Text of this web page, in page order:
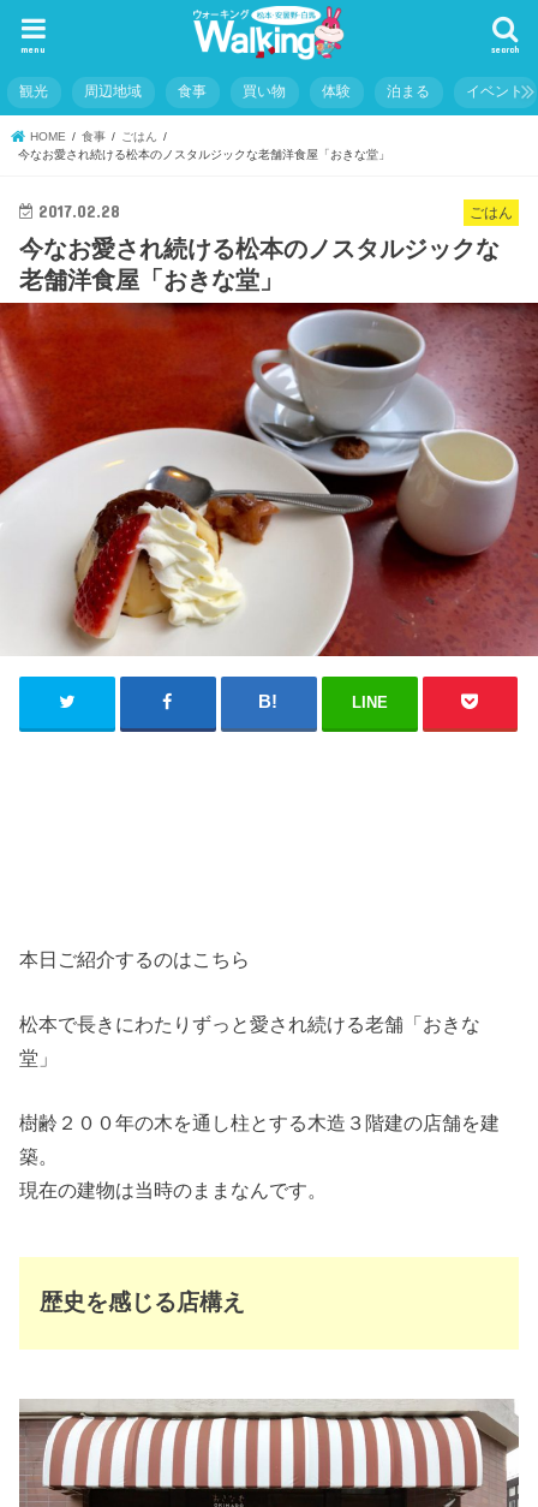
search
menu
観光 周辺地域 食事 買い物 体験 泊まる イベント
HOME 食事
ごはん
今なお愛され続ける松本のノスタルジックな老舗洋食屋「おきな堂」
ごはん
2017.02.28
今なお愛され続ける松本のノスタルジックな
老舗洋食屋「おきな堂」
LINE
本日ご紹介するのはこちら
松本で長きにわたりずっと愛され続ける老舗「おきな
堂」
樹齢２００年の木を通し柱とする木造３階建の店舗を建
築。
現在の建物は当時のままなんです。
歴史を感じる店構え